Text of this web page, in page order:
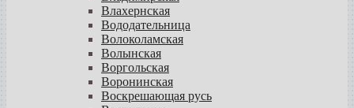
Влахернская
Вододательница
Волоколамская
Волынская
Воргольская
Воронинская
Воскрешающая русь